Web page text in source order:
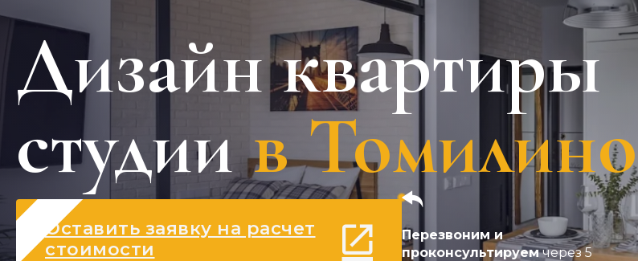
Дизайн квартиры
студии в Томилино
Оставить заявку на расчет
стоимости
Перезвоним и
проконсультируемчерез 5